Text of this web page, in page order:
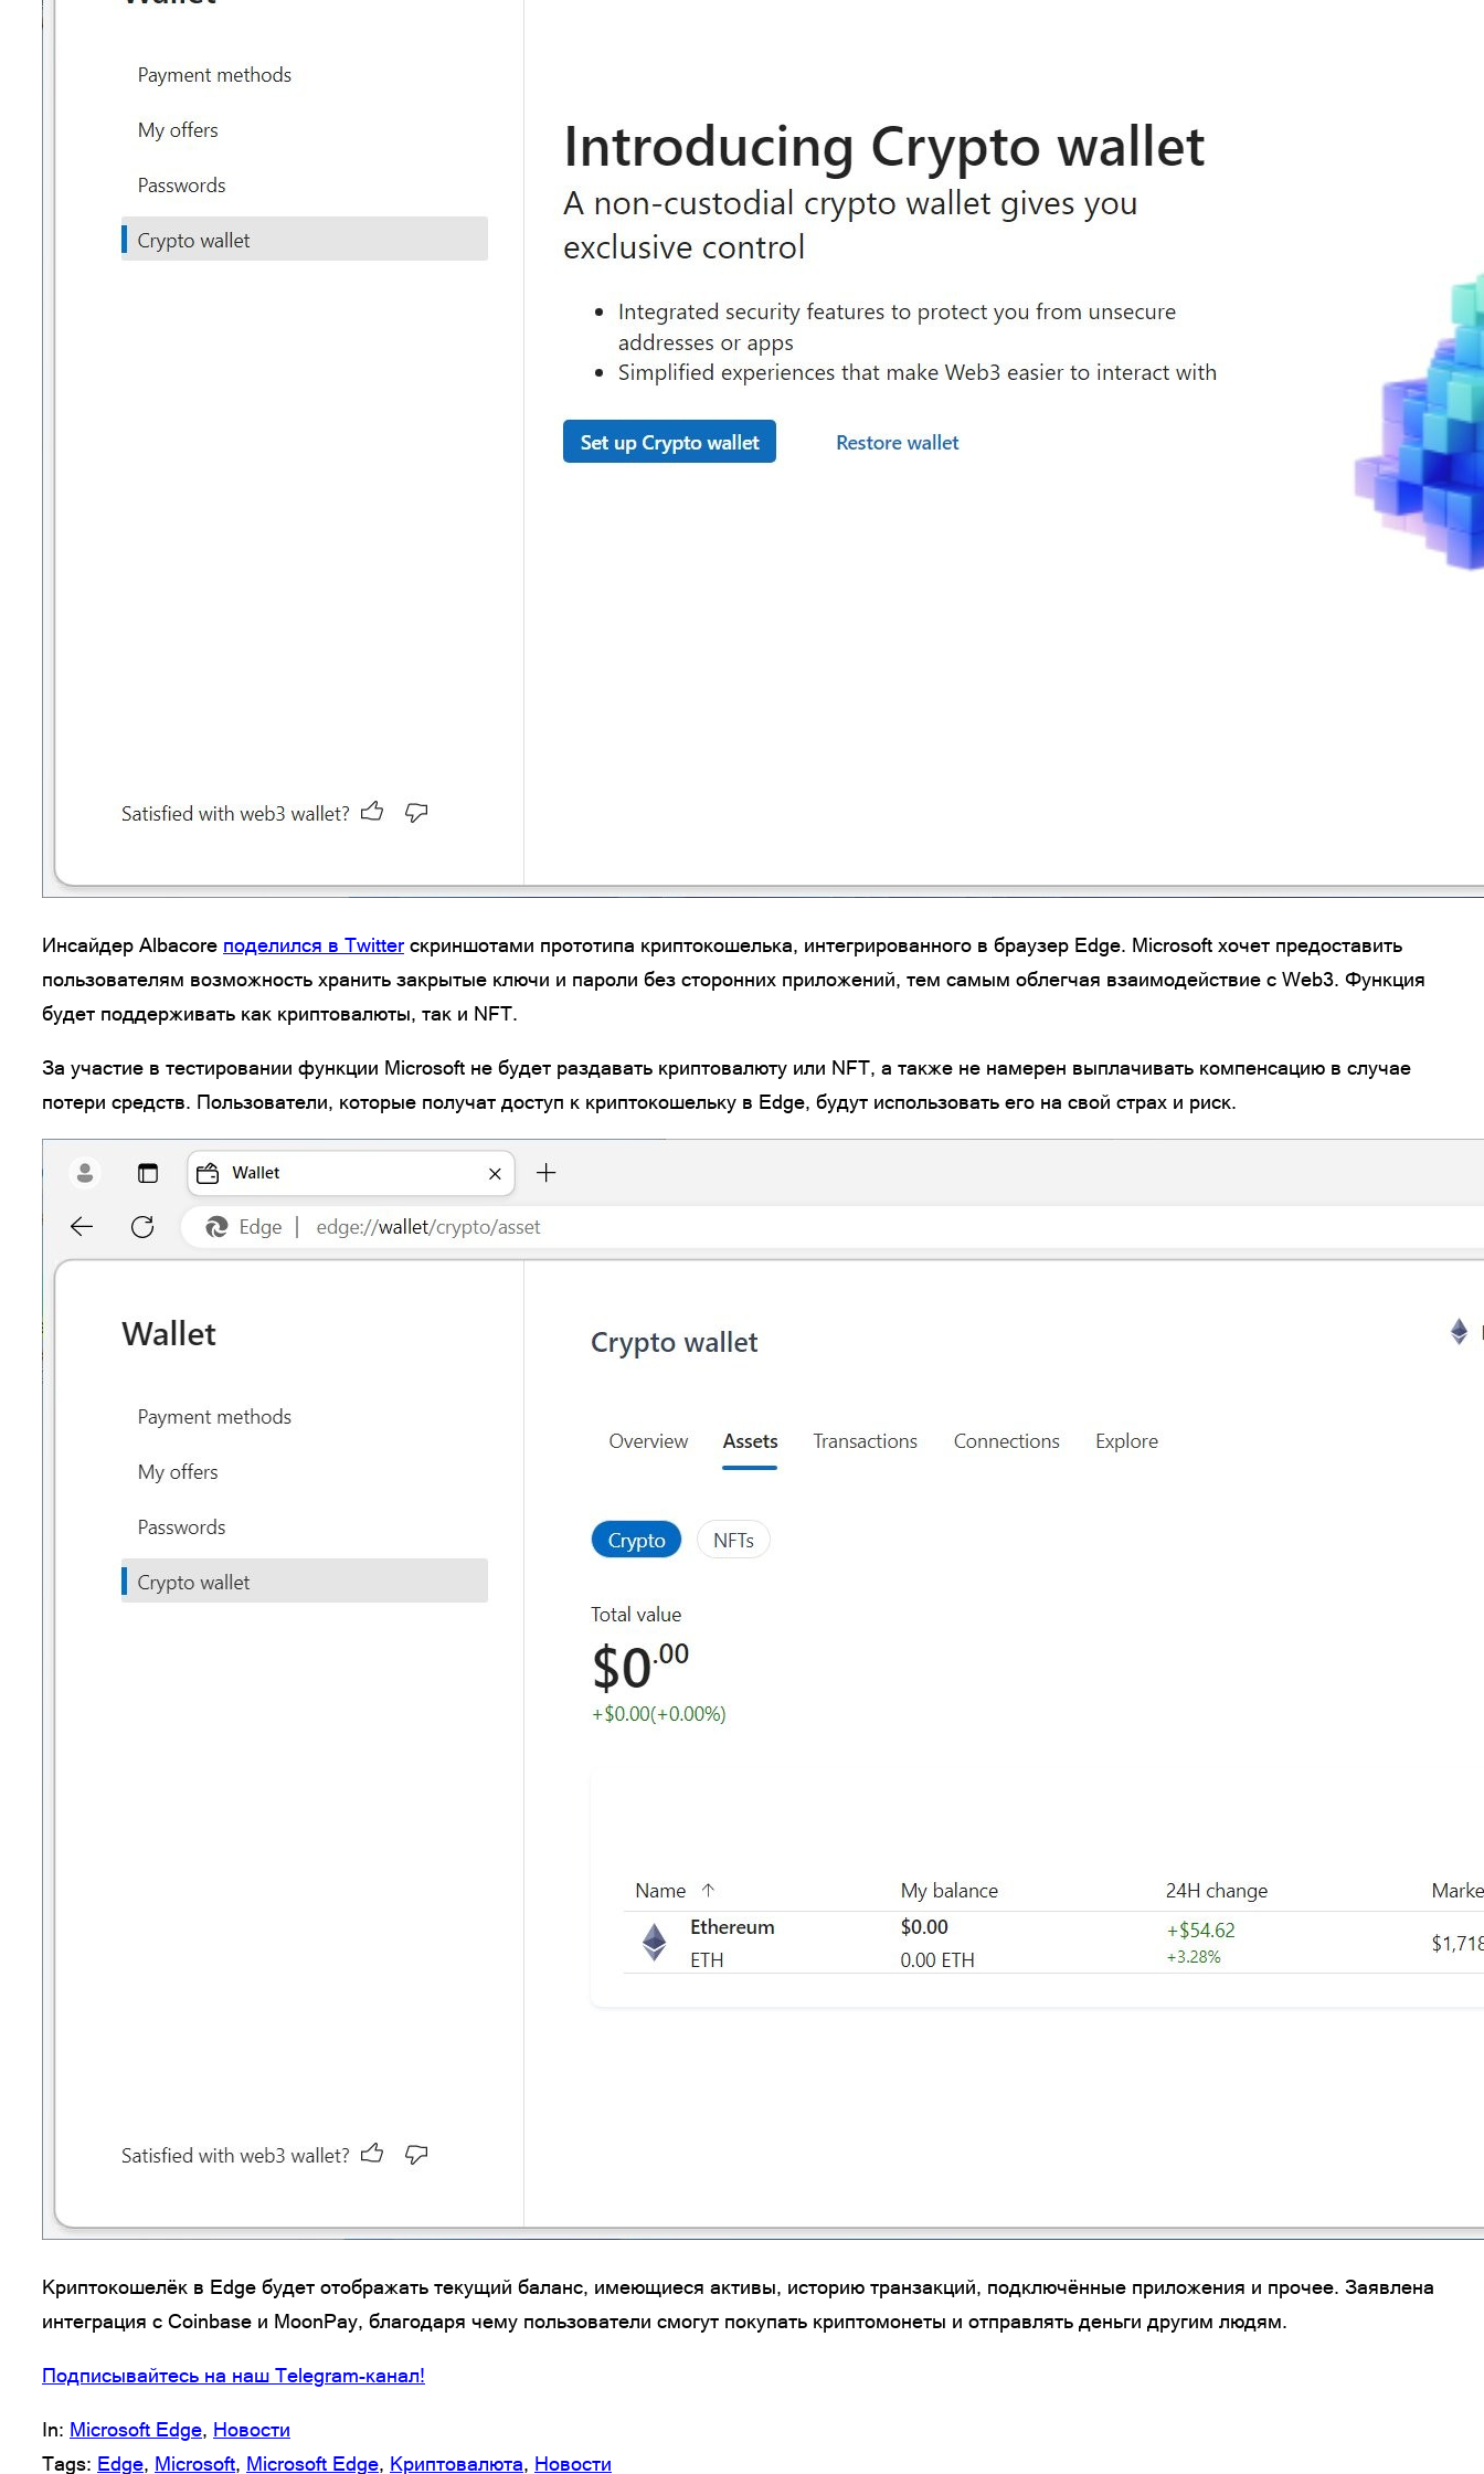
Инсайдер Albacore поделился в Twitter скриншотами прототипа криптокошелька, интегрированного в браузер Edge. Microsoft хочет предоставить
пользователям возможность хранить закрытые ключи и пароли без сторонних приложений, тем самым облегчая взаимодействие с Web3. Функция
будет поддерживать как криптовалюты, так и NFT.
За участие в тестировании функции Microsoft не будет раздавать криптовалюту или NFT, а также не намерен выплачивать компенсацию в случае
потери средств. Пользователи, которые получат доступ к криптокошельку в Edge, будут использовать его на свой страх и риск.
Криптокошелёк в Edge будет отображать текущий баланс, имеющиеся активы, историю транзакций, подключённые приложения и прочее. Заявлена
интеграция с Coinbase и MoonPay, благодаря чему пользователи смогут покупать криптомонеты и отправлять деньги другим людям.
Подписывайтесь на наш Telegram-канал!
In: Microsoft Edge, Новости
Tags: Edge, Microsoft, Microsoft Edge, Криптовалюта, Новости